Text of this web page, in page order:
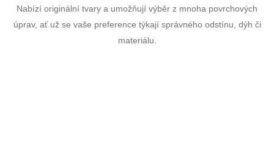
Nabízí originální tvary a umožňují výběr z mnoha povrchových
úprav, ať už se vaše preference týkají správného odstínu, dýh či
materiálu.